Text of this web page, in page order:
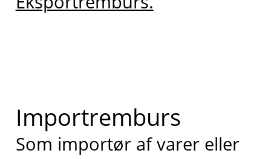
Importremburs
Som importør af varer eller